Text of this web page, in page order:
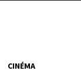
CINÉMA